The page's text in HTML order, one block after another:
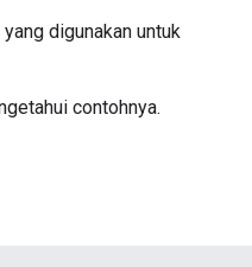
digunakan untuk
contohnya.